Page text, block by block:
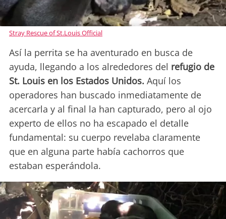
Stray Rescue of St.Louis Official
Así la perrita se ha aventurado en busca de
ayuda, llegando a los alrededores del refugio de
St. Louis en los Estados Unidos. Aquí los
operadores han buscado inmediatamente de
acercarla y al final la han capturado, pero al ojo
experto de ellos no ha escapado el detalle
fundamental: su cuerpo revelaba claramente
que en alguna parte había cachorros que
estaban esperándola.